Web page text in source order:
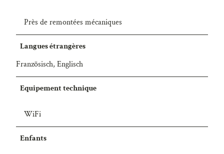
Près de remontées mécaniques
Langues étrangères
Französisch, Englisch
Equipement technique
WiFi
Enfants